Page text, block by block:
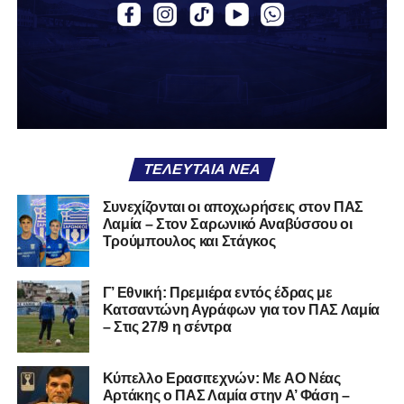
αν πρέπει να το φορέσεις ξανά ή να το χαρίσεις. Η Λαμία
δείχνει να μην ξέρει τι θέλει να είναι. Και αυτό είναι πάντα
φίλαθλοι και περίγυρος, αντί για παράγοντες
Ασχολούνται περισσότερο με τις «χάρες» των άλλων
παρά με τις δικές τους αδυναμίες. Σαν να ψάχνεις
στον διπλανό το γιατί δεν βρέχει, ενώ κρατάς
ομπρέλα μέσα στο σαλόνι.
εμπειρίαανώτερων επιπέδων,δεν μπορεί να εκπέμπει
εικόνα ομάδας-θύματος.Δεν γίνεται να μιλά για «κέντρα
αποφάσεων» και «επιρροές» και «αδικίες».
ομολογούν μειονεξία. Τη διορθώνουν.Βέβαια αυτό
ΤΕΛΕΥΤΑΊΑ ΝΈΑ
Συνεχίζονται οι αποχωρήσεις στον ΠΑΣ
Λαμία – Στον Σαρωνικό Αναβύσσου οι
Τρούμπουλος και Στάγκος
Γ’ Εθνική: Πρεμιέρα εντός έδρας με
Κατσαντώνη Αγράφων για τον ΠΑΣ Λαμία
– Στις 27/9 η σέντρα
Kύπελλο Ερασιτεχνών: Με AO Nέας
Αρτάκης ο ΠΑΣ Λαμία στην Α’ Φάση –